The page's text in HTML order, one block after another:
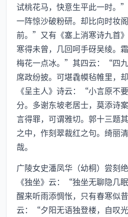
试桃花马，快意生平此一时。
一阵惊沙破粉研。却比向时妆
前。”又有《塞上消寒诗九首
寒得未曾，几回呵手砑吴绫。
梅花一点冰。”其四云：“四
席政纷披。可堪毳幙毡帷里，
《呈主人》诗云：“小言原不
分。多谢东坡老居士，莫添诗
言得罪，可谓雅切。郭十三题
之中，作刻翠裁红之句。绮丽
哉。
广陵女史潘凤华（幼桐）尝刻
《独坐》云：“独坐无聊隐几
醒来听雨添惆怅，只有春寒似
云：“夕阳无语独登楼，自叹